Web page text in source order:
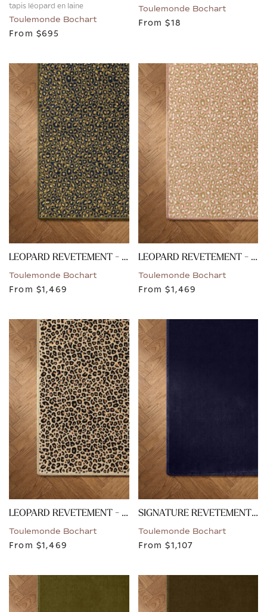
tapis léopard en laine
Toulemonde Bochart
From $695
Toulemonde Bochart
From $18
LEOPARD REVETEMENT - VERT
Toulemonde Bochart
From $1,469
LEOPARD REVETEMENT - ROSE
Toulemonde Bochart
From $1,469
LEOPARD REVETEMENT - NATUREL
Toulemonde Bochart
From $1,469
SIGNATURE REVETEMENT - VIOLET
Toulemonde Bochart
From $1,107